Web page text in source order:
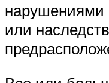
или